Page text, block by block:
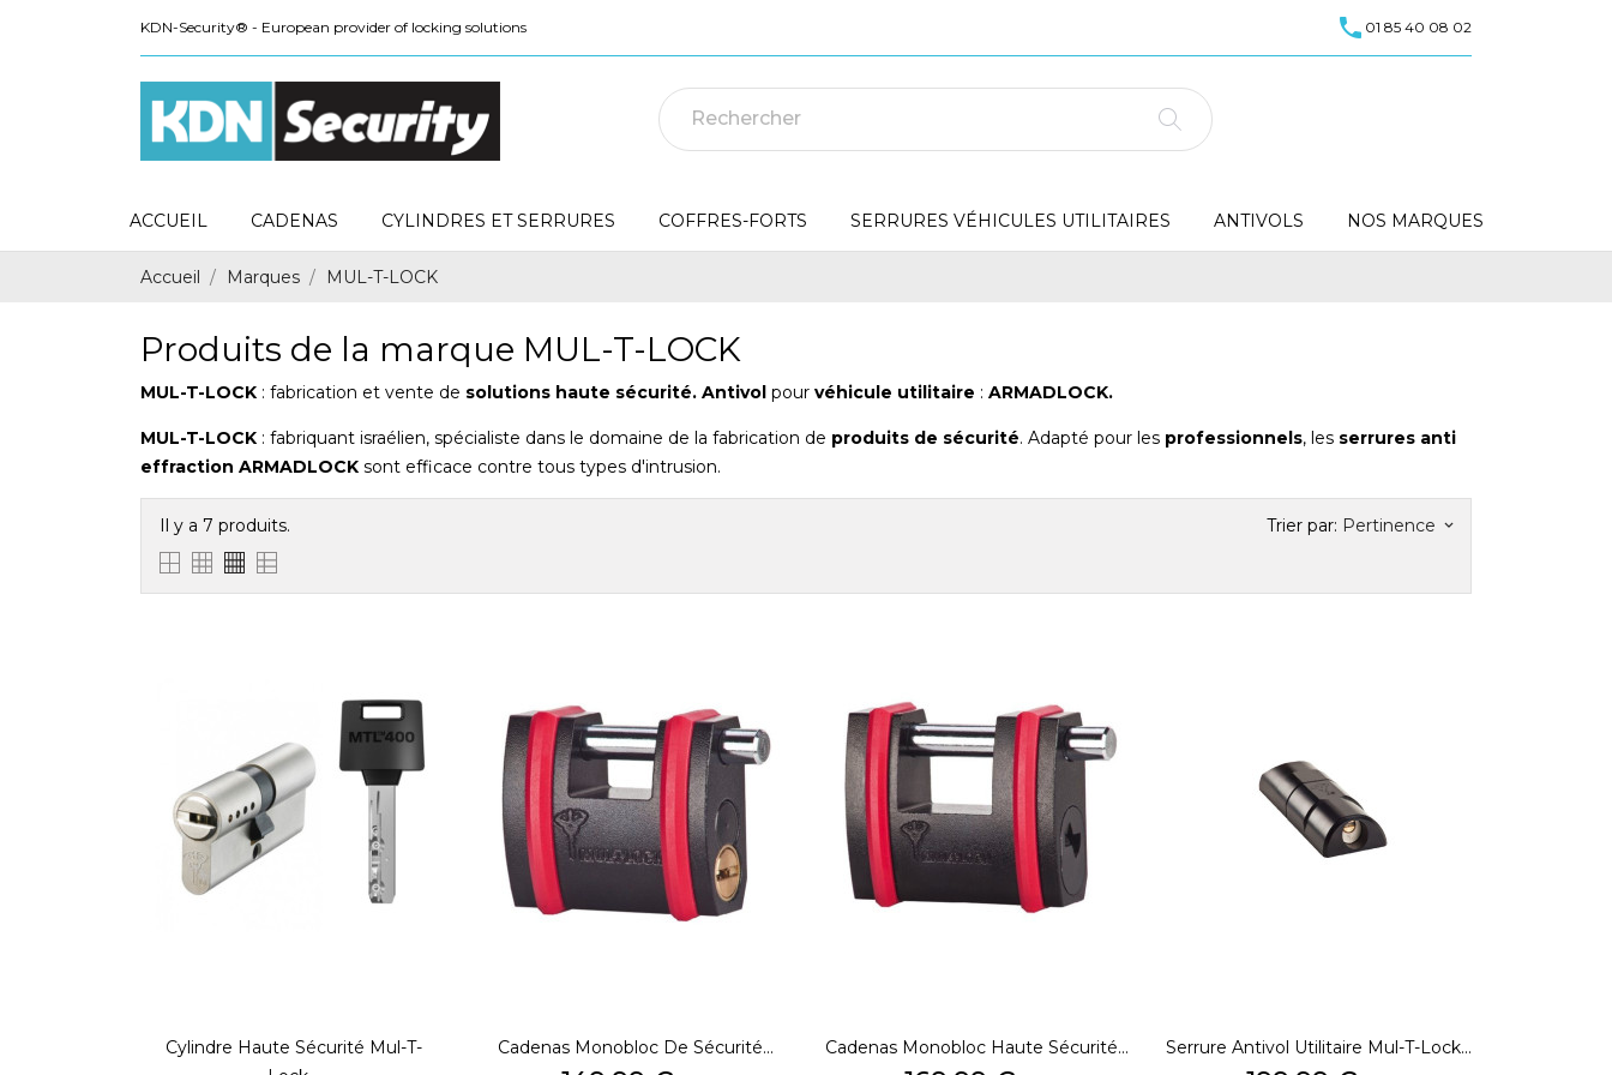
KDN-Security® - European provider of locking solutions call 01 85 40 08 02
ACCUEIL CADENAS CYLINDRES ET SERRURES COFFRES-FORTS SERRURES VÉHICULES UTILITAIRES ANTIVOLS NOS MARQUES
Accueil Marques MUL-T-LOCK
Produits de la marque MUL-T-LOCK
MUL-T-LOCK : fabrication et vente de solutions haute sécurité. Antivol pour véhicule utilitaire : ARMADLOCK.
MUL-T-LOCK : fabriquant israélien, spécialiste dans le domaine de la fabrication de produits de sécurité. Adapté pour les professionnels, les serrures anti
effraction ARMADLOCK sont efficace contre tous types d'intrusion.
Il y a 7 produits. Trier par: Pertinence keyboard_arrow_down
Cylindre Haute Sécurité Mul-T-
Cadenas Monobloc De Sécurité... Cadenas Monobloc Haute Sécurité... Serrure Antivol Utilitaire Mul-T-Lock...